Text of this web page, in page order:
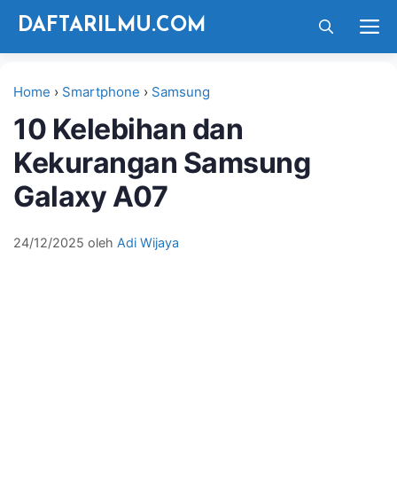
Langsung
DAFTARILMU.COM
Home › Smartphone › Samsung
10 Kelebihan dan
Kekurangan Samsung
Galaxy A07
24/12/2025 oleh Adi Wijaya